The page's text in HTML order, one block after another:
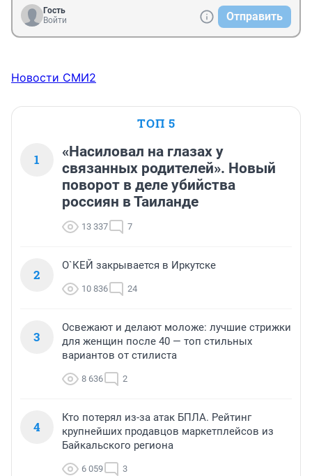
Гость
Войти
Отправить
Новости СМИ2
ТОП 5
1
«Насиловал на глазах у
связанных родителей». Новый
поворот в деле убийства
россиян в Таиланде
13 337 7
2
О`КЕЙ закрывается в Иркутске
10 836 24
3
Освежают и делают моложе: лучшие стрижки
для женщин после 40 — топ стильных
вариантов от стилиста
8 636 2
4
Кто потерял из-за атак БПЛА. Рейтинг
крупнейших продавцов маркетплейсов из
Байкальского региона
6 059 3